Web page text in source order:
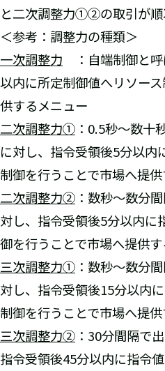
と二次調整力①②の取引が順
＜参考：調整力の種類＞
一次調整力 ：自端制御と
以内に所定制御値へリソー
供するメニュー
二次調整力① ：0.5秒～数十
に対し、指令受領後5分以内
制御を行うことで市場へ提
二次調整力② ：数秒～数分
対し、指令受領後5分以内に
御を行うことで市場へ提供
三次調整力① ：数秒～数分
対し、指令受領後15分以内
制御を行うことで市場へ提
三次調整力② ：30分間隔で
指令受領後45分以内に指令